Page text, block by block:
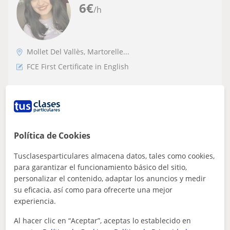
6€/h
Mollet Del Vallès, Martorelle...
FCE First Certificate in English
castellano, latín y matemáticas (ESO)
6€/h
Política de Cookies
Tusclasesparticulares almacena datos, tales como cookies,
para garantizar el funcionamiento básico del sitio,
personalizar el contenido, adaptar los anuncios y medir
su eficacia, así como para ofrecerte una mejor
experiencia.
Al hacer clic en “Aceptar”, aceptas lo establecido en